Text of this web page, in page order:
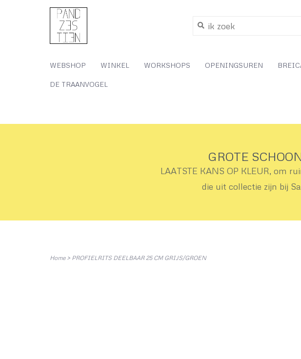
WEBSHOP WINKEL WORKSHOPS OPENINGSUREN
DE TRAANVOGEL
GROTE
LAATSTE KANS OP KLEUR, om
die uit collectie zijn bij
Home> PROFIELRITS DEELBAAR 25 CM GRIJS/GROEN